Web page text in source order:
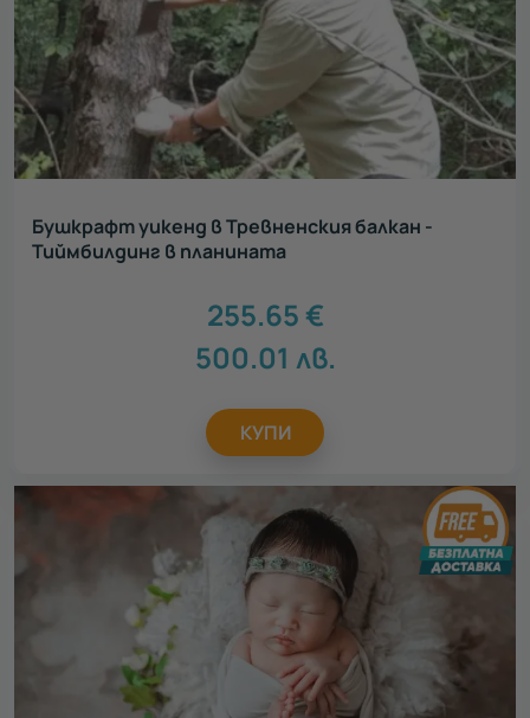
Бушкрафт уикенд в Тревненския балкан -
Тиймбилдинг в планината
255.65€
500.01 лв.
КУПИ